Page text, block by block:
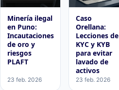
Minería ilegal
en Puno:
Incautaciones
de oro y
riesgos
PLAFT
23 feb. 2026
Caso
Orellana:
Lecciones de
KYC y KYB
para evitar
lavado de
activos
23 feb. 2026